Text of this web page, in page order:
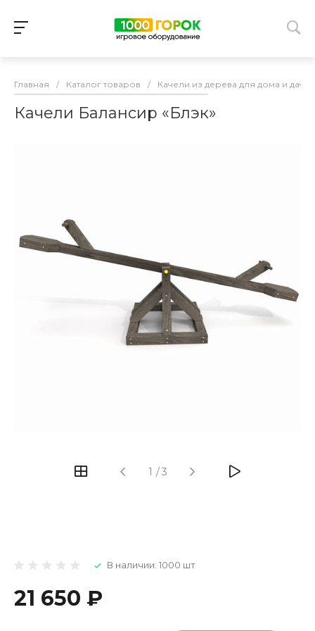
Главная / Каталог товаров / Качели из дерева для дома и дачи
Качели Балансир «Блэк»
1 /3
В наличии: 1000 шт
21 650 ₽